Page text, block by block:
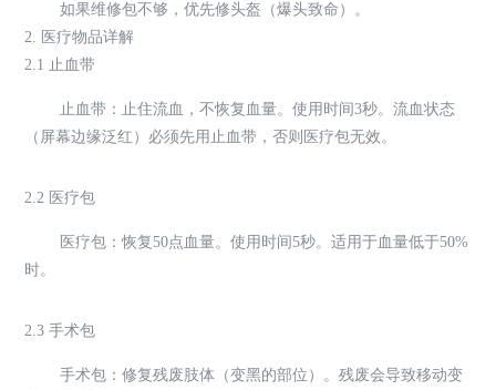
如果维修包不够，优先修头盔（爆头致命）。
2. 医疗物品详解
2.1 止血带
止血带：止住流血，不恢复血量。使用时间3秒。流血状态
（屏幕边缘泛红）必须先用止血带，否则医疗包无效。
2.2 医疗包
医疗包：恢复50点血量。使用时间5秒。适用于血量低于50%
时。
2.3 手术包
手术包：修复残废肢体（变黑的部位）。残废会导致移动变